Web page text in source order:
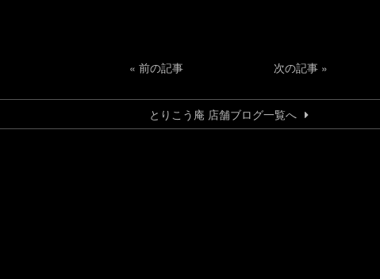
« 前の記事 次の記事 »
とりこう庵 店舗ブログ一覧へ